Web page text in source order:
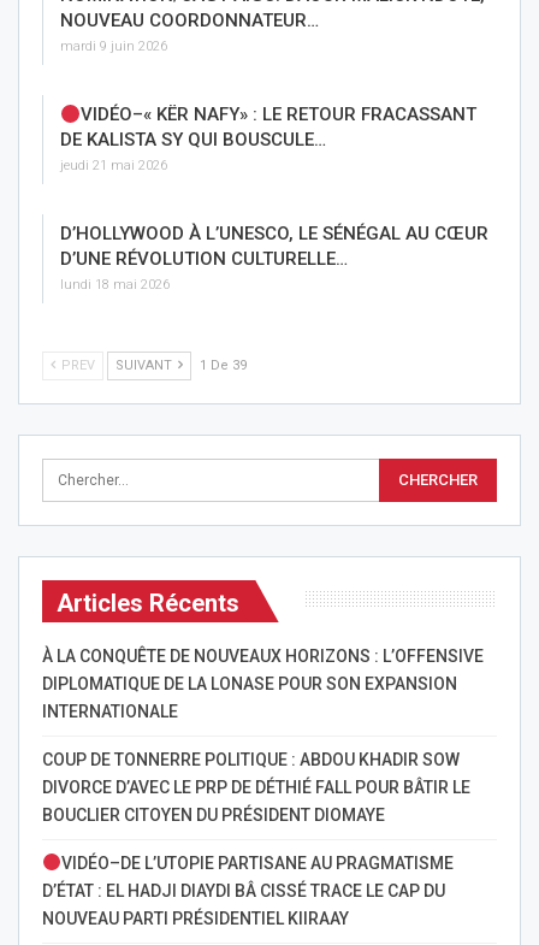
NOUVEAU COORDONNATEUR…
mardi 9 juin 2026
VIDÉO–« KËR NAFY» : LE RETOUR FRACASSANT
DE KALISTA SY QUI BOUSCULE…
jeudi 21 mai 2026
D’HOLLYWOOD À L’UNESCO, LE SÉNÉGAL AU CŒUR
D’UNE RÉVOLUTION CULTURELLE…
lundi 18 mai 2026
PREV SUIVANT 1 De 39
Articles Récents
À LA CONQUÊTE DE NOUVEAUX HORIZONS : L’OFFENSIVE
DIPLOMATIQUE DE LA LONASE POUR SON EXPANSION
INTERNATIONALE
COUP DE TONNERRE POLITIQUE : ABDOU KHADIR SOW
DIVORCE D’AVEC LE PRP DE DÉTHIÉ FALL POUR BÂTIR LE
BOUCLIER CITOYEN DU PRÉSIDENT DIOMAYE
VIDÉO–DE L’UTOPIE PARTISANE AU PRAGMATISME
D’ÉTAT : EL HADJI DIAYDI BÂ CISSÉ TRACE LE CAP DU
NOUVEAU PARTI PRÉSIDENTIEL KIIRAAY